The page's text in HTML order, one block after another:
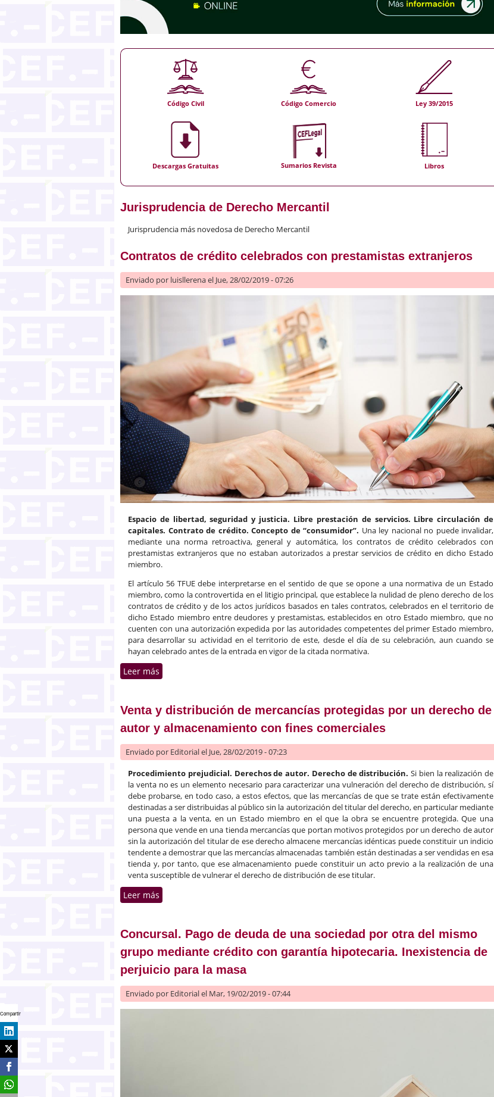
Código Civil Código Comercio Ley 39/2015
Descargas Gratuitas Sumarios Revista Libros
Jurisprudencia de Derecho Mercantil
Jurisprudencia más novedosa de Derecho Mercantil
Contratos de crédito celebrados con prestamistas extranjeros
Enviado por luisllerenael Jue, 28/02/2019 - 07:26
Espacio de libertad, seguridad y justicia. Libre prestación de servicios. Libre circulación de
capitales. Contrato de crédito. Concepto de “consumidor”. Una ley nacional no puede invalidar,
mediante una norma retroactiva, general y automática, los contratos de crédito celebrados con
prestamistas extranjeros que no estaban autorizados a prestar servicios de crédito en dicho Estado
miembro.
El artículo 56 TFUE debe interpretarse en el sentido de que se opone a una normativa de un Estado
miembro, como la controvertida en el litigio principal, que establece la nulidad de pleno derecho de los
contratos de crédito y de los actos jurídicos basados en tales contratos, celebrados en el territorio de
dicho Estado miembro entre deudores y prestamistas, establecidos en otro Estado miembro, que no
cuenten con una autorización expedida por las autoridades competentes del primer Estado miembro,
para desarrollar su actividad en el territorio de este, desde el día de su celebración, aun cuando se
hayan celebrado antes de la entrada en vigor de la citada normativa.
Leer más
Venta y distribución de mercancías protegidas por un derecho de
autor y almacenamiento con fines comerciales
Enviado por Editorialel Jue, 28/02/2019 - 07:23
Procedimiento prejudicial. Derechos de autor. Derecho de distribución. Si bien la realización de
la venta no es un elemento necesario para caracterizar una vulneración del derecho de distribución, sí
debe probarse, en todo caso, a estos efectos, que las mercancías de que se trate están efectivamente
destinadas a ser distribuidas al público sin la autorización del titular del derecho, en particular mediante
una puesta a la venta, en un Estado miembro en el que la obra se encuentre protegida. Que una
persona que vende en una tienda mercancías que portan motivos protegidos por un derecho de autor
sin la autorización del titular de ese derecho almacene mercancías idénticas puede constituir un indicio
tendente a demostrar que las mercancías almacenadas también están destinadas a ser vendidas en esa
tienda y, por tanto, que ese almacenamiento puede constituir un acto previo a la realización de una
venta susceptible de vulnerar el derecho de distribución de ese titular.
Leer más
Concursal. Pago de deuda de una sociedad por otra del mismo
grupo mediante crédito con garantía hipotecaria. Inexistencia de
perjuicio para la masa
Enviado por Editorialel Mar, 19/02/2019 - 07:44
Compartir